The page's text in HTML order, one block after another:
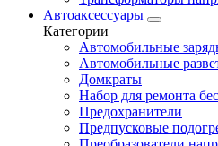
Автоаксессуары
Категории
Автомобильные
Автомобильные
Домкраты
Набор для ремонта
Предохранители
Предпусковые